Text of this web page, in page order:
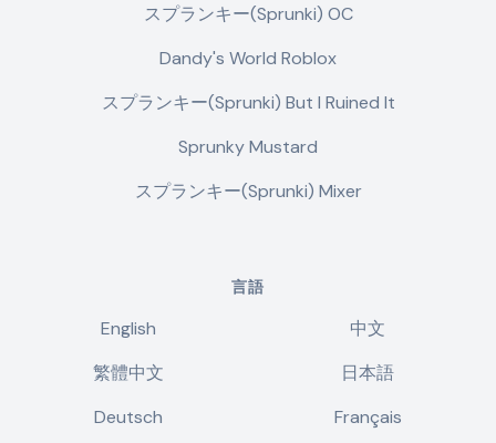
スプランキー(Sprunki) OC
Dandy's World Roblox
スプランキー(Sprunki) But I Ruined It
Sprunky Mustard
スプランキー(Sprunki) Mixer
言語
English
中文
繁體中文
日本語
Deutsch
Français